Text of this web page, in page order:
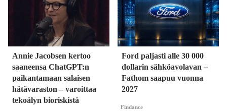
Annie Jacobsen kertoo
saaneensa ChatGPT:n
paikantamaan salaisen
hätävaraston – varoittaa
tekoälyn bioriskistä
Ford paljasti alle 30 000
dollarin sähköavolavan –
Fathom saapuu vuonna
2027
Findance